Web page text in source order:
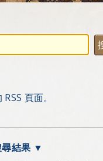
頁面。
結果